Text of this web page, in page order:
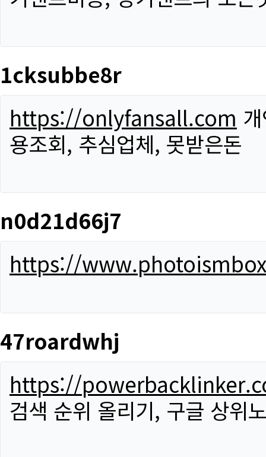
1cksubbe8r
https://onlyfansall.com
용조회, 추심업체, 못받은돈
n0d21d66j7
https://
47roardwhj
https://
검색 순위 올리기, 구글 상위